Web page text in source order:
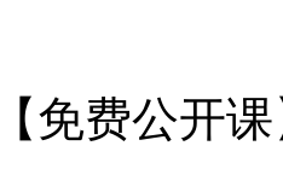
免费公开